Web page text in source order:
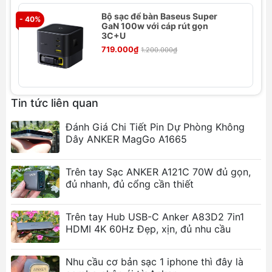
đến điện thoại, trong một thiết kế siêu nhỏ gọn và
an toàn tuyệt đối.
Tính năng nổi bật của Củ sạc ANKER
737 GaNPrime 120W A2148
công nghệ Gallium Nitride (GaN) tiên tiến nhất
từ ANKER,Củ sạc ANKER 737 GaNPrime
120W A2148mang lại hiệu suất sạc vượt trội,
kích thước nhỏ gọn hơn đến 39% so với củ sạc
truyền thống, đồng thời giảm đáng kể nhiệt
lượng tỏa ra, đảm bảo an toàn và tăng tuổi
thọ cho thiết bị.
Sức Mạnh 120W Vượt Trội:
suất lên đến 120W, củ sạc này có khả năng
cung cấp năng lượng mạnh mẽ cho nhiều thiết
bị cùng lúc. Một cổng USB-C có thể đạt công
suất tối đa 100W, đủ sức sạc nhanh cho các
dòng laptop hiệu năng cao như MacBook Pro.
- 40%
Bộ sạc để bàn Baseus Super
GaN 100w với cáp rút gọn
3C+U
719.000₫ 1.200.000₫
Tin tức liên quan
Đánh Giá Chi Tiết Pin Dự Phòng Không
Dây ANKER MagGo A1665
Trên tay Sạc ANKER A121C 70W đủ gọn,
đủ nhanh, đủ cổng cần thiết
Trên tay Hub USB-C Anker A83D2 7in1
HDMI 4K 60Hz Đẹp, xịn, đủ nhu cầu
Nhu cầu cơ bản sạc 1 iphone thì đây là